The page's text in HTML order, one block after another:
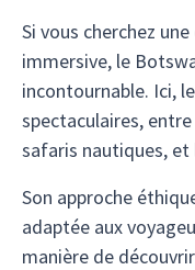
Si vous cherchez
immersive, le
incontournable. Ici,
spectaculaires,
safaris nautiques, et
Son approche
adaptée aux
manière de